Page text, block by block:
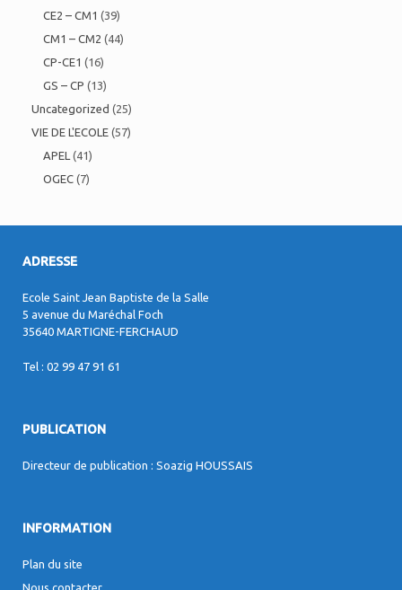
CE2 – CM1 (39)
CM1 – CM2 (44)
CP-CE1 (16)
GS – CP (13)
Uncategorized (25)
VIE DE L'ECOLE (57)
APEL (41)
OGEC (7)
ADRESSE
Ecole Saint Jean Baptiste de la Salle
5 avenue du Maréchal Foch
35640 MARTIGNE-FERCHAUD
Tel : 02 99 47 91 61
PUBLICATION
Directeur de publication : Soazig HOUSSAIS
INFORMATION
Plan du site
Nous contacter